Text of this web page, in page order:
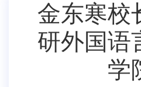
金东寒校
研外国语
学